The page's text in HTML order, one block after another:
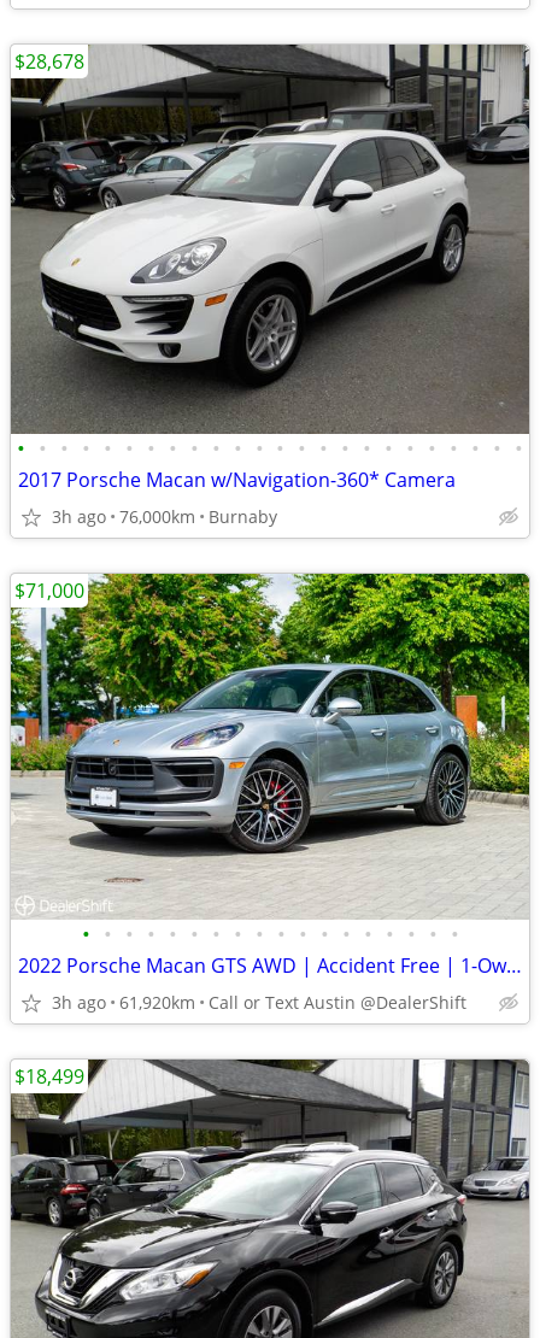
• • • • • • • • • • • • • • • • • • • • • • • •
2017 Porsche Macan w/Navigation-360* Camera
3h ago 76,000km Burnaby
$28,678
• • • • • • • • • • • • • • • • • •
2022 Porsche Macan GTS AWD | Accident Free | 1-Owner | Premium Pack
3h ago 61,920km Call or Text Austin @DealerShift
$71,000
$18,499